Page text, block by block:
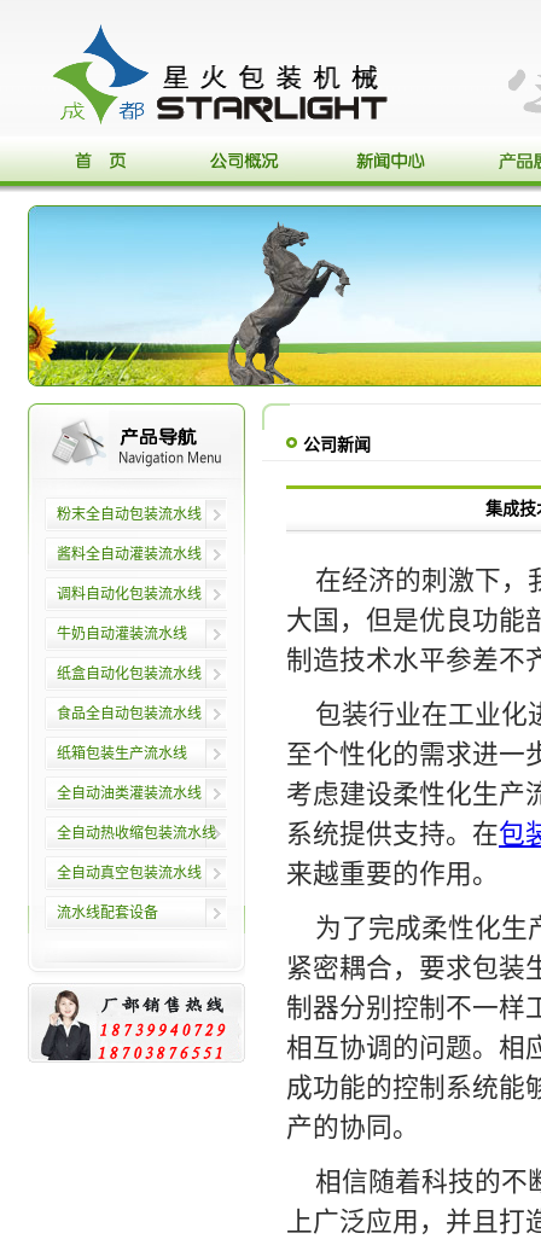
粉末全自动包装流水线
酱料全自动灌装流水线
调料自动化包装流水线
牛奶自动灌装流水线
纸盒自动化包装流水线
食品全自动包装流水线
纸箱包装生产流水线
全自动油类灌装流水线
全自动热收缩包装流水线
全自动真空包装流水线
流水线配套设备
公司新闻
集成技
在经济的刺激下，
大国，但是优良功能
制造技术水平参差不
包装行业在工业化
至个性化的需求进一
考虑建设柔性化生产
系统提供支持。在包
来越重要的作用。
为了完成柔性化生
紧密耦合，要求包装
制器分别控制不一样
相互协调的问题。相
成功能的控制系统能
产的协同。
相信随着科技的不
上广泛应用，并且